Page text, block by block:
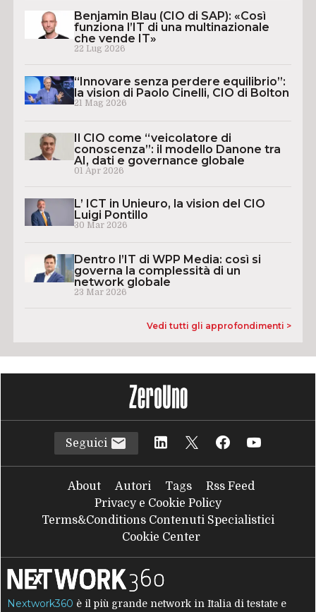
Benjamin Blau (CIO di SAP): «Così
funziona l’IT di una multinazionale
che vende IT»
22 Lug 2026
“Innovare senza perdere equilibrio”:
la vision di Paolo Cinelli, CIO di Bolton
21 Mag 2026
Il CIO come “veicolatore di
conoscenza”: il modello Danone tra
AI, dati e governance globale
01 Apr 2026
L’ ICT in Unieuro, la vision del CIO
Luigi Pontillo
30 Mar 2026
Dentro l’IT di WPP Media: così si
governa la complessità di un
network globale
23 Mar 2026
Vedi tutti gli approfondimenti >
Seguici
About Autori Tags
Rss Feed
Privacy e Cookie Policy
Terms&Conditions Contenuti Specialistici
Cookie Center
Nextwork360 è il più grande network in Italia di testate e